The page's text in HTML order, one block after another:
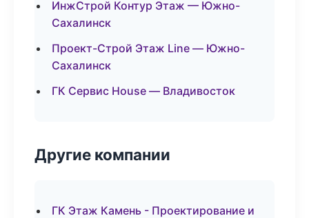
ИнжСтрой Контур Этаж — Южно-
Сахалинск
Проект-Строй Этаж Line — Южно-
Сахалинск
ГК Сервис House — Владивосток
Другие компании
ГК Этаж Камень - Проектирование и